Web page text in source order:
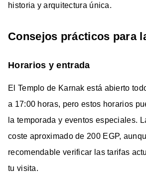
historia y arquitectura única.
Consejos prácticos para
Horarios y entrada
El Templo de Karnak está abierto
a 17:00 horas, pero estos horarios
la temporada y eventos especiales.
coste aproximado de 200 EGP,
recomendable verificar las tarifas
tu visita.